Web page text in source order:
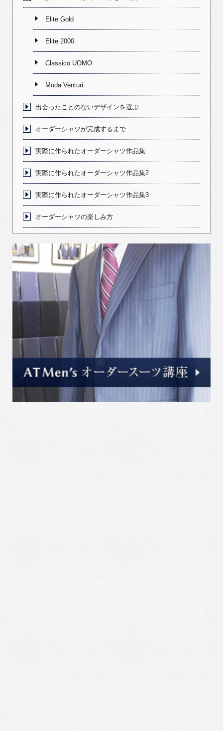
Elite Gold
Elite 2000
Classico UOMO
Moda Venturi
出会ったことのないデザインを選ぶ
オーダーシャツが完成するまで
実際に作られたオーダーシャツ作品集
実際に作られたオーダーシャツ作品集2
実際に作られたオーダーシャツ作品集3
オーダーシャツの楽しみ方